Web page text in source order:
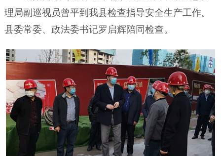
理局副巡视员曾平到我县检查指导安全生产工作。
县委常委、政法委书记罗启辉陪同检查。